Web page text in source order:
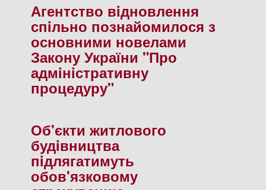
Агентство вiдновлення
спiльно познайомилося з
основними новелами
Закону України "Про
адмiнiстративну
процедуру"
Об'єкти житлового
будiвництва
пiдлягатимуть
обов'язковому